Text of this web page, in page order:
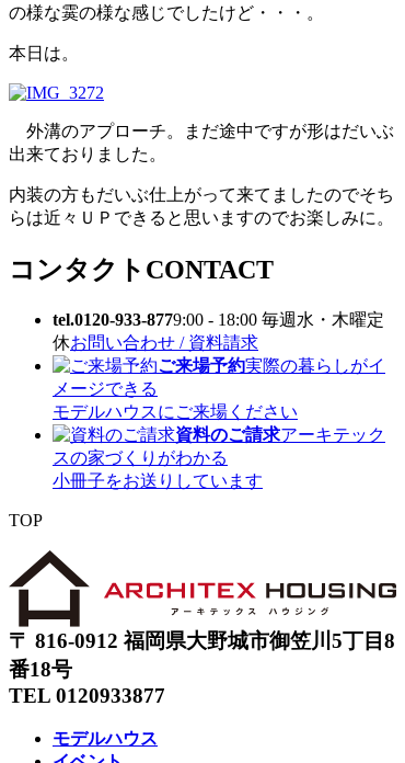
の様な霙の様な感じでしたけど・・・。
本日は。
外溝のアプローチ。まだ途中ですが形はだいぶ
出来ておりました。
内装の方もだいぶ仕上がって来てましたのでそち
らは近々ＵＰできると思いますのでお楽しみに。
コンタクト CONTACT
tel.0120-933-8779:00 - 18:00 毎週水・木曜定
休お問い合わせ / 資料請求
ご来場予約実際の暮らしがイ
メージできる
モデルハウスにご来場ください
資料のご請求アーキテック
スの家づくりがわかる
小冊子をお送りしています
TOP
〒 816-0912 福岡県大野城市御笠川5丁目8
番18号
TEL 0120933877
モデルハウス